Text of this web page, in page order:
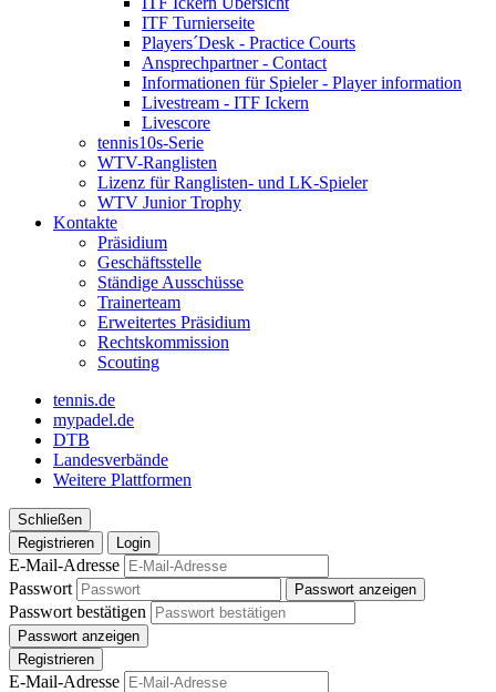
ITF Turnierseite
Players´Desk - Practice Courts
Ansprechpartner - Contact
Informationen für Spieler - Player information
Livestream - ITF Ickern
Livescore
tennis10s-Serie
WTV-Ranglisten
Lizenz für Ranglisten- und LK-Spieler
WTV Junior Trophy
Kontakte
Präsidium
Geschäftsstelle
Ständige Ausschüsse
Trainerteam
Erweitertes Präsidium
Rechtskommission
Scouting
tennis.de
mypadel.de
DTB
Landesverbände
Weitere Plattformen
Schließen
Registrieren
Login
E-Mail-Adresse
Passwort
Passwort anzeigen
Passwort bestätigen
Passwort anzeigen
Registrieren
E-Mail-Adresse